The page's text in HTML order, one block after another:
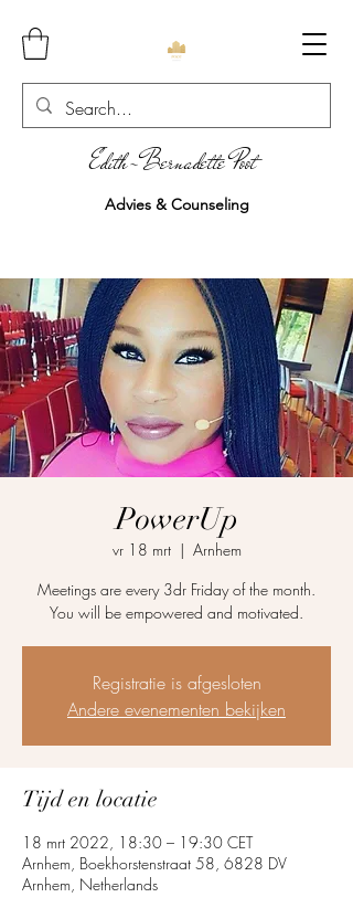
Edith-Bernadette Poot
Advies & Counseling
PowerUp
vr 18 mrt
  |
Arnhem
Meetings are every 3dr Friday of the month.
You will be empowered and motivated.
Registratie is afgesloten
Andere evenementen bekijken
Tijd en locatie
18 mrt 2022, 18:30 – 19:30 CET
Arnhem, Boekhorstenstraat 58, 6828 DV
Arnhem, Netherlands